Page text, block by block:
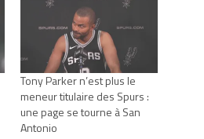
Tony Parker n’est plus le
meneur titulaire des Spurs :
une page se tourne à San
Antonio